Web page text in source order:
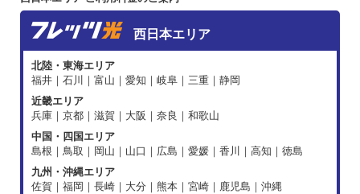
西日本エリア
北陸・東海エリア
福井｜石川｜富山｜愛知｜岐阜｜三重｜静岡
近畿エリア
兵庫｜京都｜滋賀｜大阪｜奈良｜和歌山
中国・四国エリア
島根｜鳥取｜岡山｜山口｜広島｜愛媛｜香川｜高知｜徳島
九州・沖縄エリア
佐賀｜福岡｜長崎｜大分｜熊本｜宮崎｜鹿児島｜沖縄